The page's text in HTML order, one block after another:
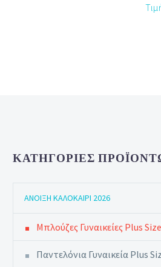
ΚΑΤΗΓΟΡΊΕΣ
ΆΝΟΙΞΗ ΚΑΛΟΚΑΊΡΙ 2026
Μπλούζες Γυναικείες Plus Size
Παντελόνια Γυναικεία Plus